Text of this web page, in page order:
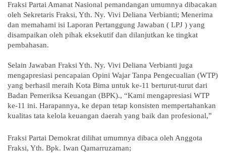
Fraksi Partai Amanat Nasional pemandangan umumnya dibacakan
oleh Sekretaris Fraksi, Yth. Ny. Vivi Deliana Verbianti; Menerima
dan memahami isi Laporan Pertanggung Jawaban ( LPJ ) yang
disampaikan oleh pihak eksekutif dan dilanjutkan ke tingkat
pembahasan.
Selain Jawaban Fraksi Yth. Ny. Vivi Deliana Verbianti juga
mengapresiasi pencapaian Opini Wajar Tanpa Pengecualian (WTP)
yang berhasil meraih Kota Bima untuk ke-11 berturut-turut dari
Badan Pemeriksa Keuangan (BPK)., “Kami mengapresiasi WTP
ke-11 ini. Harapannya, ke depan tetap konsisten mempertahankan
kualitas tata kelola keuangan daerah yang baik dan profesional,”
Fraksi Partai Demokrat dilihat umumnya dibaca oleh Anggota
Fraksi, Yth. Bpk. Iwan Qamarruzaman;